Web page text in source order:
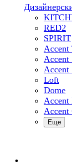
RED2
SPIRIT
Accent
Accent
Accent
Loft
Dome
Accent
Accent
Еще